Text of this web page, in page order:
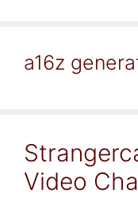
a16z
Video